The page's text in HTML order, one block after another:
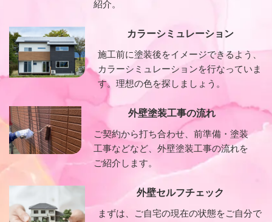
紹介。
カラーシミュレーション
施工前に塗装後をイメージできるよう、
カラーシミュレーションを行なっていま
す。理想の色を探しましょう。
外壁塗装工事の流れ
ご契約から打ち合わせ、前準備・塗装
工事などなど、外壁塗装工事の流れを
ご紹介します。
外壁セルフチェック
まずは、ご自宅の現在の状態をご自分で